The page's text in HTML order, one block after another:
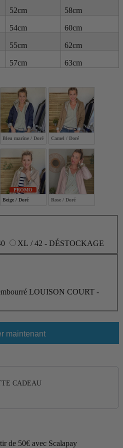
52cm 58cm
54cm 60cm
55cm 62cm
57cm 63cm
Bleu marine / Doré Camel / Doré
PROMO
Beige / Doré
Rose / Doré
XL / 42 - DÉSTOCKAGE
maintenant
to navigate through product
CADEAU
de 50€ avec Scalapay